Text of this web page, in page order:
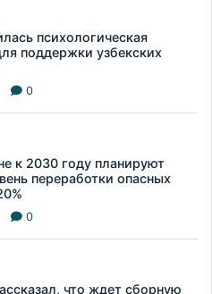
психологическая
поддержки узбекских
0
к 2030 году планируют
переработки опасных
0
что ждет сборную